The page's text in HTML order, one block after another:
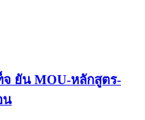
จ ยัน MOU-หลักสูตร-
น